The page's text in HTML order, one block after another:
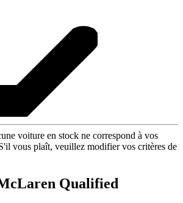
voiture en stock ne correspond à vos
vous plaît, veuillez modifier vos critères de
cLaren Qualified